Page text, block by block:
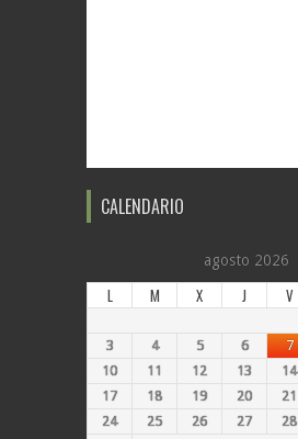
CALENDARIO
agosto 2026
L M X J V
3
4 5 6 7
10
11 12 13 14
17
18 19 20 21
24
25 26 27 28